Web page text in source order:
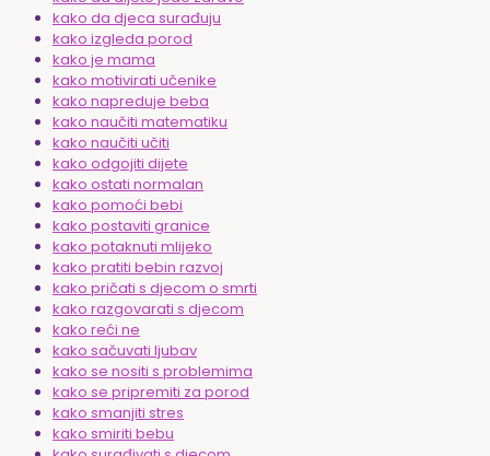
kako da djeca surađuju
kako izgleda porod
kako je mama
kako motivirati učenike
kako napreduje beba
kako naučiti matematiku
kako naučiti učiti
kako odgojiti dijete
kako ostati normalan
kako pomoći bebi
kako postaviti granice
kako potaknuti mlijeko
kako pratiti bebin razvoj
kako pričati s djecom o smrti
kako razgovarati s djecom
kako reći ne
kako sačuvati ljubav
kako se nositi s problemima
kako se pripremiti za porod
kako smanjiti stres
kako smiriti bebu